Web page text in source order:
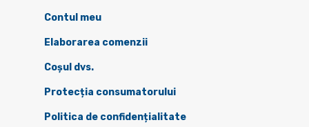
Contul meu
Elaborarea comenzii
Coșul dvs.
Protecția consumatorului
Politica de confidențialitate